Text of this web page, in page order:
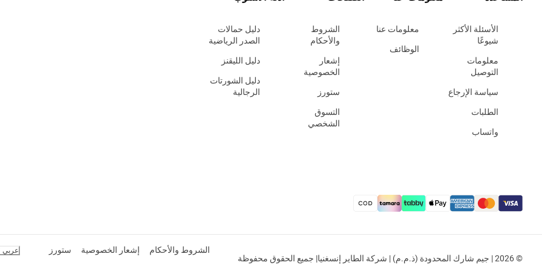
الأسئلة الأكثر
شيوعًا
معلومات
التوصيل
سياسة الإرجاع
الطلبات
واتساب
معلومات عنا
الوظائف
الشروط
والأحكام
إشعار
الخصوصية
ستورز
التسوق
الشخصي
دليل حمالات
الصدر الرياضية
دليل الليقنز
دليل الشورتات
الرجالية
© 2026 | جيم شارك المحدودة (ذ.م.م) | شركة الطاير إنسغنيا| جميع الحقوق محفوظة
الشروط والأحكام إشعار الخصوصية ستورز عربي